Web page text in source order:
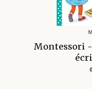
Montessori -